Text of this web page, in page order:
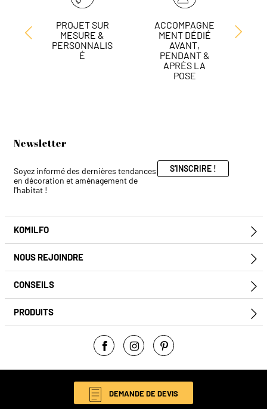
PROJET SUR
MESURE &
PERSONNALIS
É
ACCOMPAGNE
MENT DÉDIÉ
AVANT,
PENDANT &
APRÈS LA
POSE
Newsletter
Soyez informé des dernières tendances
en décoration et aménagement de
l'habitat !
S'INSCRIRE !
KOMILFO
NOUS REJOINDRE
CONSEILS
PRODUITS
Facebook
Instagram
Pinterest
DEMANDE DE DEVIS